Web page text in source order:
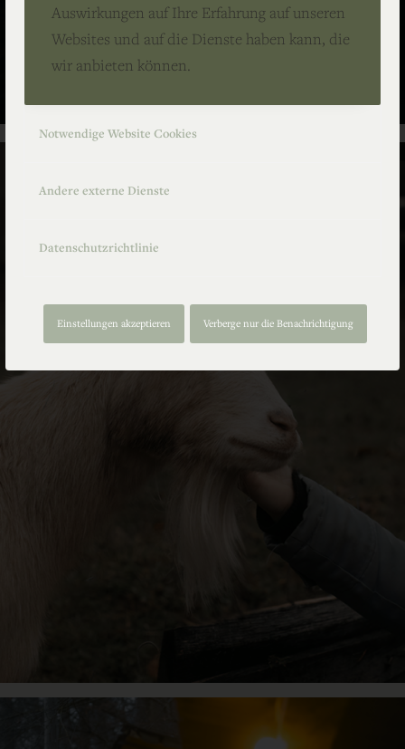
Auswirkungen auf Ihre Erfahrung auf unseren
Websites und auf die Dienste haben kann, die
wir anbieten können.
Notwendige Website Cookies
Andere externe Dienste
Datenschutzrichtlinie
Einstellungen akzeptieren Verberge nur die Benachrichtigung